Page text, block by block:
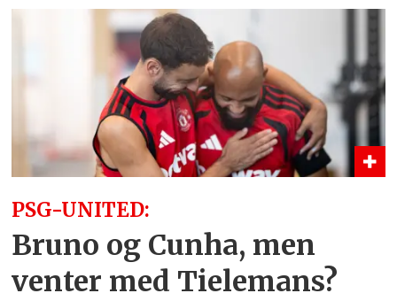
PSG-UNITED:
Bruno og Cunha, men
venter med Tielemans?